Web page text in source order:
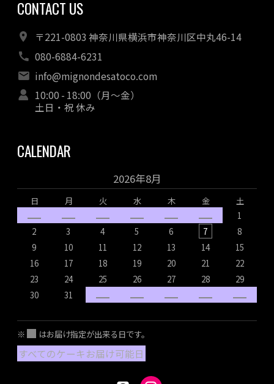
CONTACT US
〒221-0803 神奈川県横浜市神奈川区中丸46-14
080-6884-6231
info@mignondesatoco.com
10:00 - 18:00（月～金）
土日・祝 休み
CALENDAR
2026年8月
日 月 火 水 木 金
土
1
2
3 4 5 6 7
8
9
10 11 12 13 14
15
16
17 18 19 20 21
22
23
24 25 26 27 28
29
30
31
※ はお届け指定が出来る日です。
すべてのケーキお届け可能日